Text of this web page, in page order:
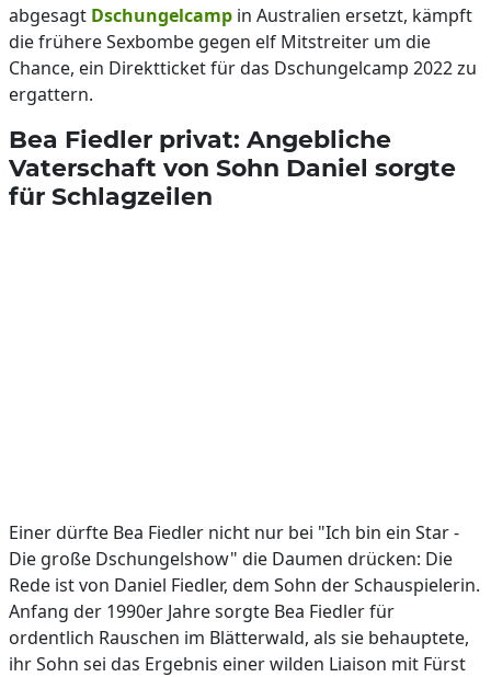
abgesagt Dschungelcamp in Australien ersetzt, kämpft
die frühere Sexbombe gegen elf Mitstreiter um die
Chance, ein Direktticket für das Dschungelcamp 2022 zu
ergattern.
Bea Fiedler privat: Angebliche
Vaterschaft von Sohn Daniel sorgte
für Schlagzeilen
Einer dürfte Bea Fiedler nicht nur bei "Ich bin ein Star -
Die große Dschungelshow" die Daumen drücken: Die
Rede ist von Daniel Fiedler, dem Sohn der Schauspielerin.
Anfang der 1990er Jahre sorgte Bea Fiedler für
ordentlich Rauschen im Blätterwald, als sie behauptete,
ihr Sohn sei das Ergebnis einer wilden Liaison mit Fürst